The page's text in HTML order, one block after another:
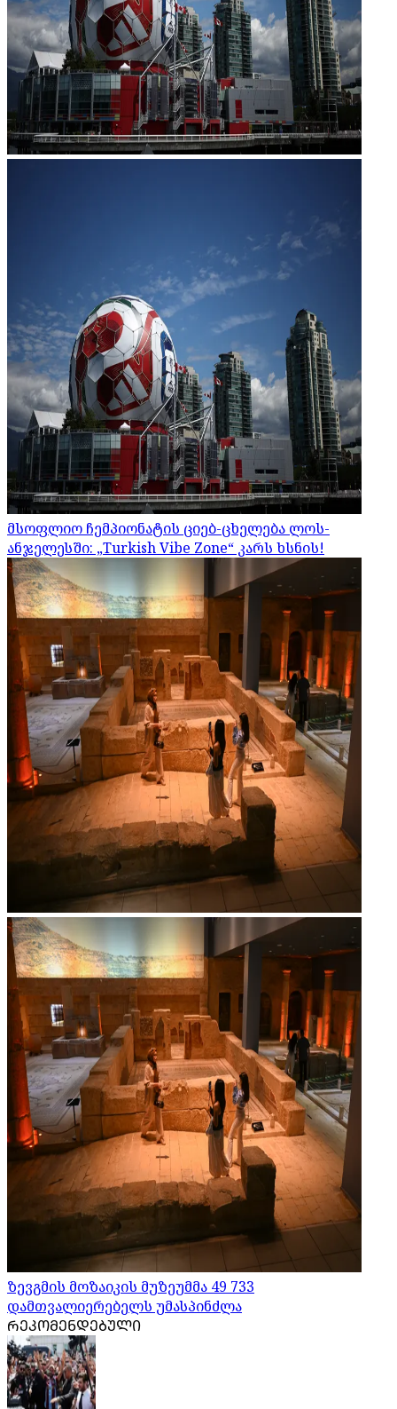
მსოფლიო ჩემპიონატის ციებ-ცხელება ლოს-
ანჯელესში: „Turkish Vibe Zone“ კარს ხსნის!
ზევგმის მოზაიკის მუზეუმმა 49 733
დამთვალიერებელს უმასპინძლა
ᲠᲔᲙᲝᲛᲔᲜᲓᲔᲑᲣᲚᲘ